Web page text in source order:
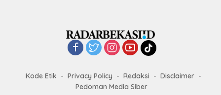
Kode Etik Privacy Policy Redaksi
Disclaimer
Pedoman Media Siber